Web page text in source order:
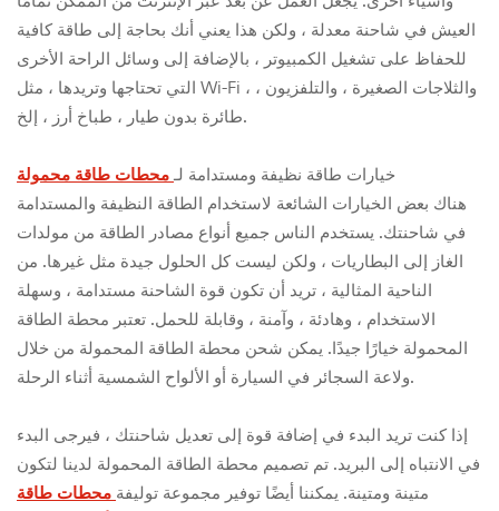
العيش في شاحنة معدلة ، ولكن هذا يعني أنك بحاجة إلى طاقة كافية
للحفاظ على تشغيل الكمبيوتر ، بالإضافة إلى وسائل الراحة الأخرى
التي تحتاجها وتريدها ، مثل Wi-Fi ، والثلاجات الصغيرة ، والتلفزيون ،
طائرة بدون طيار ، طباخ أرز ، إلخ.
خيارات طاقة نظيفة ومستدامة لـ محطات طاقة محمولة
هناك بعض الخيارات الشائعة لاستخدام الطاقة النظيفة والمستدامة
في شاحنتك. يستخدم الناس جميع أنواع مصادر الطاقة من مولدات
الغاز إلى البطاريات ، ولكن ليست كل الحلول جيدة مثل غيرها. من
الناحية المثالية ، تريد أن تكون قوة الشاحنة مستدامة ، وسهلة
الاستخدام ، وهادئة ، وآمنة ، وقابلة للحمل. تعتبر محطة الطاقة
المحمولة خيارًا جيدًا. يمكن شحن محطة الطاقة المحمولة من خلال
ولاعة السجائر في السيارة أو الألواح الشمسية أثناء الرحلة.
إذا كنت تريد البدء في إضافة قوة إلى تعديل شاحنتك ، فيرجى البدء
في الانتباه إلى البريد. تم تصميم محطة الطاقة المحمولة لدينا لتكون
متينة ومتينة. يمكننا أيضًا توفير مجموعة توليفة محطات طاقة